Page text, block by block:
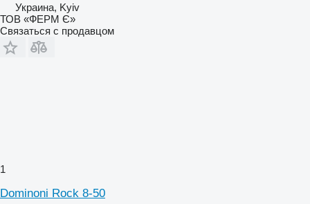
Украина, Kyiv
ТОВ «ФЕРМ Є»
Связаться с продавцом
1
Dominoni Rock 8-50